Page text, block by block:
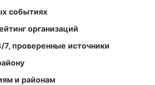
событиях
организаций
проверенные источники
и районам